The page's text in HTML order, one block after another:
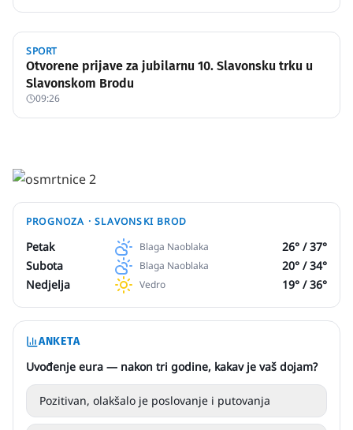
SPORT
Otvorene prijave za jubilarnu 10. Slavonsku trku u
Slavonskom Brodu
09:26
PROGNOZA ·SLAVONSKI BROD
Petak Blaga Naoblaka 26° /37°
Subota
Blaga Naoblaka 20° /34°
Nedjelja
Vedro 19° /36°
ANKETA
Uvođenje eura — nakon tri godine, kakav je vaš dojam?
Pozitivan, olakšalo je poslovanje i putovanja